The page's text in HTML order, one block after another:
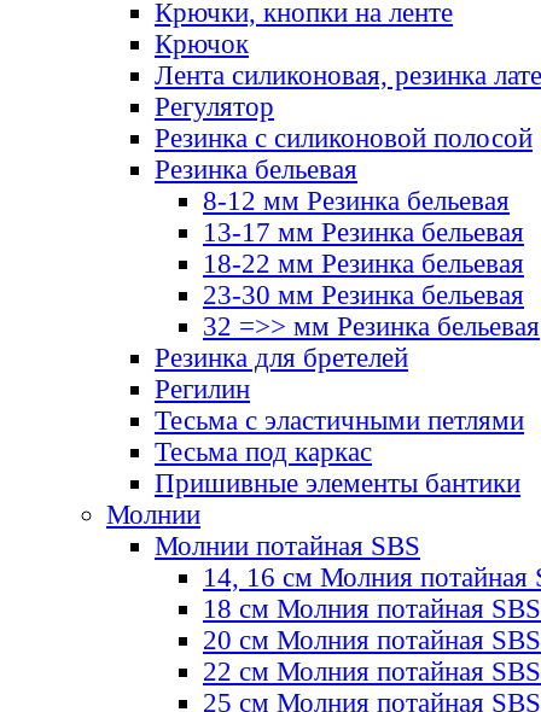
Крючки, кнопки на ленте
Крючок
Лента силиконовая, резинка
Регулятор
Резинка с силиконовой полосой
Резинка бельевая
8-12 мм Резинка бельевая
13-17 мм Резинка бельевая
18-22 мм Резинка бельевая
23-30 мм Резинка бельевая
32 =>> мм Резинка бельевая
Резинка для бретелей
Регилин
Тесьма с эластичными петлями
Тесьма под каркас
Пришивные элементы бантики
Молнии
Молнии потайная SBS
14, 16 см Молния потайная
18 см Молния потайная SBS
20 см Молния потайная SBS
22 см Молния потайная SBS
25 см Молния потайная SBS